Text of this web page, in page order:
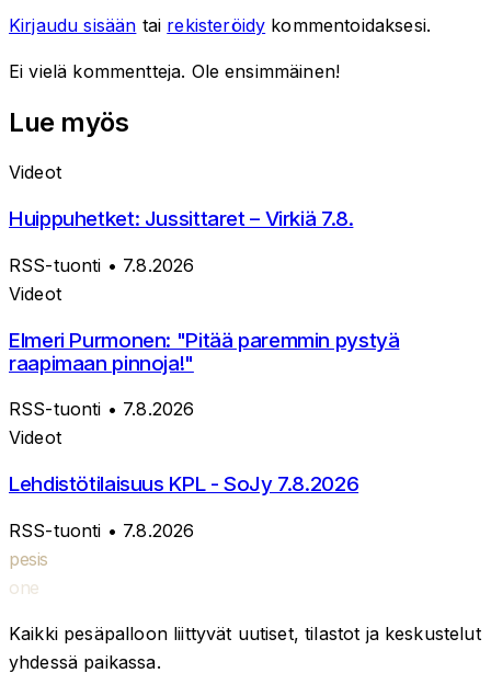
Kirjaudu sisään tai rekisteröidy kommentoidaksesi.
Ei vielä kommentteja. Ole ensimmäinen!
Lue myös
Videot
Huippuhetket: Jussittaret – Virkiä 7.8.
RSS-tuonti • 7.8.2026
Videot
Elmeri Purmonen: "Pitää paremmin pystyä
raapimaan pinnoja!"
RSS-tuonti • 7.8.2026
Videot
Lehdistötilaisuus KPL - SoJy 7.8.2026
RSS-tuonti • 7.8.2026
pesis
one
Kaikki pesäpalloon liittyvät uutiset, tilastot ja keskustelut
yhdessä paikassa.